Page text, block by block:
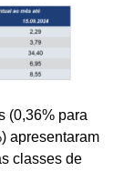
(0,36% para
apresentaram
classes de